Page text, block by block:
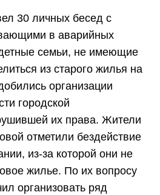
30 личных бесед с
в аварийных
семьи, не имеющие
из старого жилья на
организации
городской
их права. Жители
отметили бездействие
из-за которой они не
жилье. По их вопросу
организовать ряд